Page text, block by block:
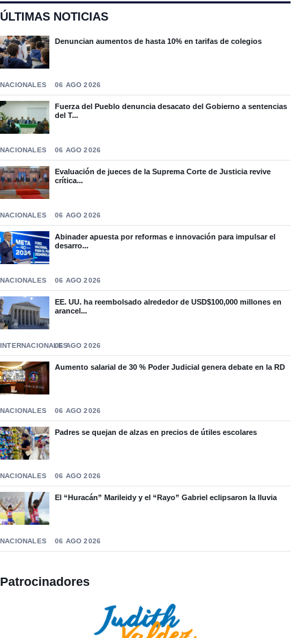
ÚLTIMAS NOTICIAS
Denuncian aumentos de hasta 10% en tarifas de colegios
NACIONALES 06 AGO 2026
Fuerza del Pueblo denuncia desacato del Gobierno a sentencias
del T...
NACIONALES 06 AGO 2026
Evaluación de jueces de la Suprema Corte de Justicia revive
crítica...
NACIONALES 06 AGO 2026
Abinader apuesta por reformas e innovación para impulsar el
desarro...
NACIONALES 06 AGO 2026
EE. UU. ha reembolsado alrededor de USD$100,000 millones en
arancel...
INTERNACIONALES06 AGO 2026
Aumento salarial de 30 % Poder Judicial genera debate en la RD
NACIONALES 06 AGO 2026
Padres se quejan de alzas en precios de útiles escolares
NACIONALES 06 AGO 2026
El “Huracán” Marileidy y el “Rayo” Gabriel eclipsaron la lluvia
NACIONALES 06 AGO 2026
Patrocinadores